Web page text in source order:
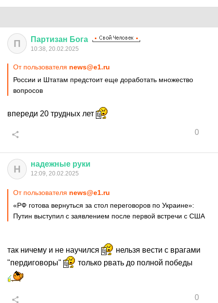
П Партизан Бога
10:38, 20.02.2025
От пользователя news@e1.ru
России и Штатам предстоит еще доработать множество
вопросов
впереди 20 трудных лет
0
Н надежные руки
12:09, 20.02.2025
От пользователя news@e1.ru
«РФ готова вернуться за стол переговоров по Украине»:
Путин выступил с заявлением после первой встречи с США
так ничему и не научился
нельзя вести с врагами
"пердиговоры"
только рвать до полной победы
0